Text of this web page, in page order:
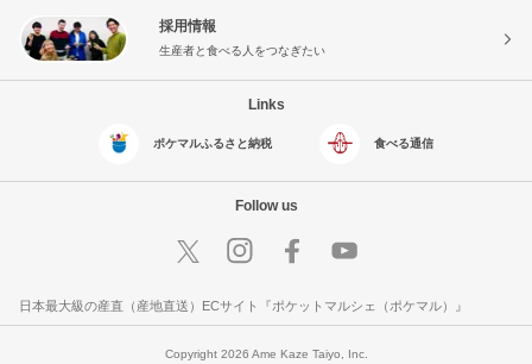
採用情報
生産者と食べる人をつなぎたい
Links
ポケマルふるさと納税 食べる通信
Follow us
日本最大級の産直（産地直送）ECサイト『ポケットマルシェ（ポケマル）』
Copyright 2026 Ame Kaze Taiyo, Inc.